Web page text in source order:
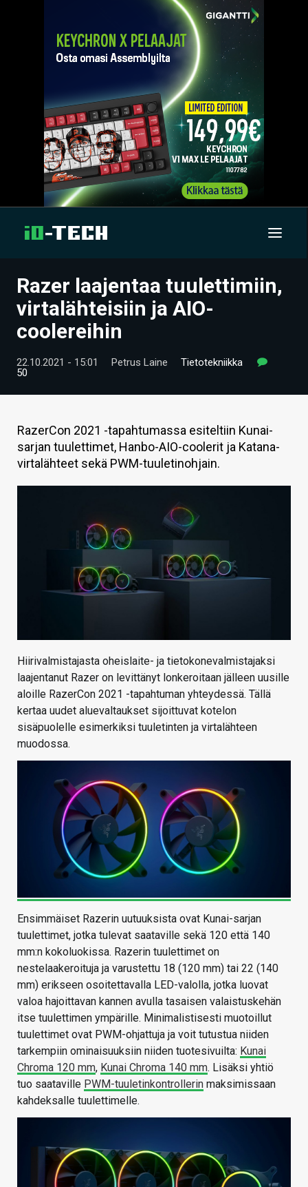
UUTISET
ARTIKKELIT
VIDEOT
HINTA.FI
KAUPPA
Razer laajentaa tuulettimiin,
virtalähteisiin ja AIO-
coolereihin
22.10.2021 - 15:01 Petrus Laine
Tietotekniikka
50
RazerCon 2021 -tapahtumassa esiteltiin Kunai-
sarjan tuulettimet, Hanbo-AIO-coolerit ja Katana-
virtalähteet sekä PWM-tuuletinohjain.
Hiirivalmistajasta oheislaite- ja tietokonevalmistajaksi
laajentanut Razer on levittänyt lonkeroitaan jälleen uusille
aloille RazerCon 2021 -tapahtuman yhteydessä. Tällä
kertaa uudet aluevaltaukset sijoittuvat kotelon
sisäpuolelle esimerkiksi tuuletinten ja virtalähteen
muodossa.
Ensimmäiset Razerin uutuuksista ovat Kunai-sarjan
tuulettimet, jotka tulevat saataville sekä 120 että 140
mm:n kokoluokissa. Razerin tuulettimet on
nestelaakeroituja ja varustettu 18 (120 mm) tai 22 (140
mm) erikseen osoitettavalla LED-valolla, jotka luovat
valoa hajoittavan kannen avulla tasaisen valaistuskehän
itse tuulettimen ympärille. Minimalistisesti muotoillut
tuulettimet ovat PWM-ohjattuja ja voit tutustua niiden
tarkempiin ominaisuuksiin niiden tuotesivuilta: Kunai
Chroma 120 mm, Kunai Chroma 140 mm. Lisäksi yhtiö
tuo saataville PWM-tuuletinkontrollerin maksimissaan
kahdeksalle tuulettimelle.